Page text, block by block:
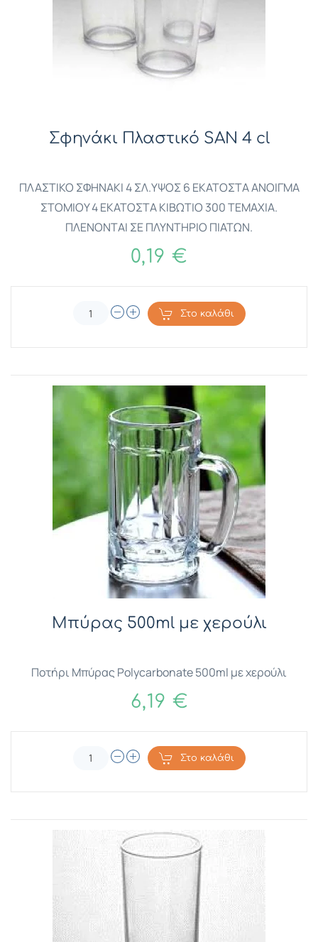
Σφηνάκι Πλαστικό SAN 4 cl
ΠΛΑΣΤΙΚΟ ΣΦΗΝΑΚΙ 4 ΣΛ.ΥΨΟΣ 6 ΕΚΑΤΟΣΤΑ ΑΝΟΙΓΜΑ
ΣΤΟΜΙΟΥ 4 ΕΚΑΤΟΣΤΑ ΚΙΒΩΤΙΟ 300 ΤΕΜΑΧΙΑ.
ΠΛΕΝΟΝΤΑΙ ΣΕ ΠΛΥΝΤΗΡΙΟ ΠΙΑΤΩΝ.
0,19 €
Στο καλάθι
Μπύρας 500ml με χερούλι
Ποτήρι Μπύρας Polycarbonate 500ml με χερούλι
6,19 €
Στο καλάθι